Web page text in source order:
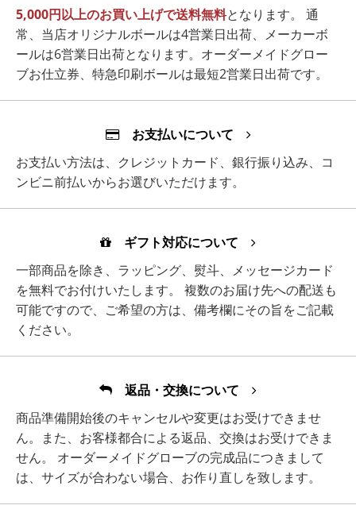
5,000円以上のお買い上げで送料無料となります。 通
常、当店オリジナルボールは4営業日出荷、メーカーボ
ールは6営業日出荷となります。オーダーメイドグロー
ブお仕立券、特急印刷ボールは最短2営業日出荷です。
お支払いについて
お支払い方法は、クレジットカード、銀行振り込み、コ
ンビニ前払いからお選びいただけます。
ギフト対応について
一部商品を除き、ラッピング、熨斗、メッセージカード
を無料でお付けいたします。 複数のお届け先への配送も
可能ですので、ご希望の方は、備考欄にその旨をご記載
ください。
返品・交換について
商品準備開始後のキャンセルや変更はお受けできませ
ん。また、お客様都合による返品、交換はお受けできま
せん。 オーダーメイドグローブの完成品につきまして
は、サイズが合わない場合、お作り直しを致します。